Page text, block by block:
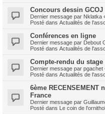
Concours dessin GCOJ
Dernier message par Nklatka
Posté dans Actualités de
Conférences en ligne
Dernier message par Debout
Posté dans Actualités de
Compte-rendu du
Dernier message par pgachet
Posté dans Actualités de
6ème RECENSEMENT
France
Dernier message par
Posté dans Le coin de